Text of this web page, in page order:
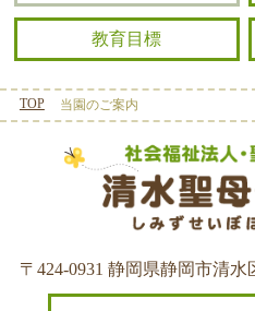
教育目標
TOP 当園のご案内
〒424‐0931 静岡県静岡市清水